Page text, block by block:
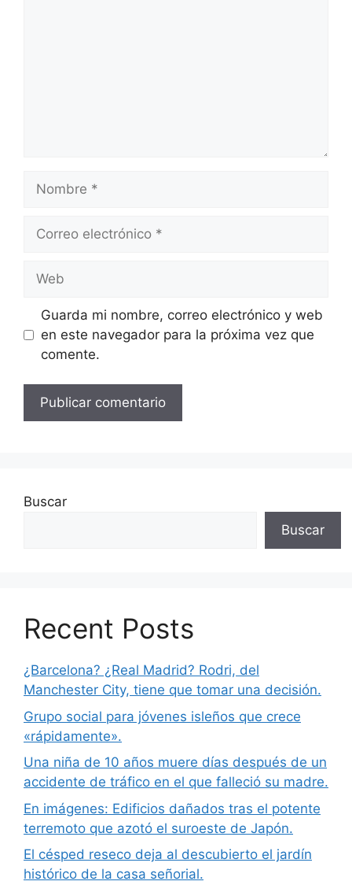
electrónico
Guarda mi nombre, correo electrónico y web
en este navegador para la próxima vez que
comente.
Buscar
Buscar
Recent Posts
¿Barcelona? ¿Real Madrid? Rodri, del
Manchester City, tiene que tomar una decisión.
Grupo social para jóvenes isleños que crece
«rápidamente».
Una niña de 10 años muere días después de un
accidente de tráfico en el que falleció su madre.
En imágenes: Edificios dañados tras el potente
terremoto que azotó el suroeste de Japón.
El césped reseco deja al descubierto el jardín
histórico de la casa señorial.